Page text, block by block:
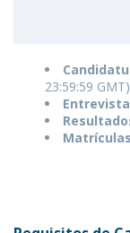
23:59:59 GMT)